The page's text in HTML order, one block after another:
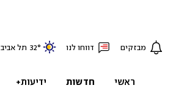
מבזקים דווחו לנו 32° תל אביב
ראשי חדשות ידיעות+